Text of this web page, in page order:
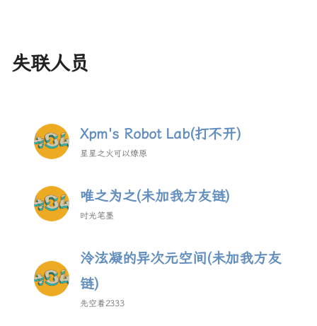
失联人员
Xpm's Robot Lab(打不开)
星星之火可以燎原
唯之为之(未加我方友链)
时光笔墨
泠泫凝的异次元空间(未加我方友
链)
先空着2333